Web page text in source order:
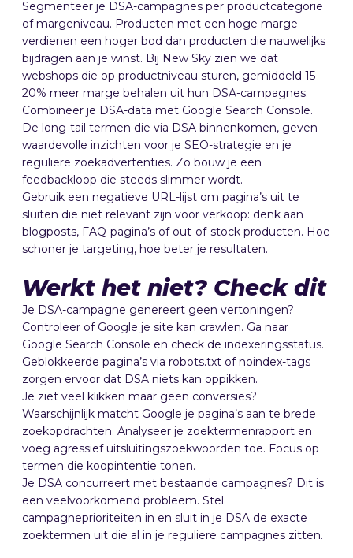
Segmenteer je DSA-campagnes per productcategorie
of margeniveau. Producten met een hoge marge
verdienen een hoger bod dan producten die nauwelijks
bijdragen aan je winst. Bij New Sky zien we dat
webshops die op productniveau sturen, gemiddeld 15-
20% meer marge behalen uit hun DSA-campagnes.
Combineer je DSA-data met Google Search Console.
De long-tail termen die via DSA binnenkomen, geven
waardevolle inzichten voor je SEO-strategie en je
reguliere zoekadvertenties. Zo bouw je een
feedbackloop die steeds slimmer wordt.
Gebruik een negatieve URL-lijst om pagina’s uit te
sluiten die niet relevant zijn voor verkoop: denk aan
blogposts, FAQ-pagina’s of out-of-stock producten. Hoe
schoner je targeting, hoe beter je resultaten.
Werkt het niet? Check dit
Je DSA-campagne genereert geen vertoningen?
Controleer of Google je site kan crawlen. Ga naar
Google Search Console en check de indexeringsstatus.
Geblokkeerde pagina’s via robots.txt of noindex-tags
zorgen ervoor dat DSA niets kan oppikken.
Je ziet veel klikken maar geen conversies?
Waarschijnlijk matcht Google je pagina’s aan te brede
zoekopdrachten. Analyseer je zoektermenrapport en
voeg agressief uitsluitingszoekwoorden toe. Focus op
termen die koopintentie tonen.
Je DSA concurreert met bestaande campagnes? Dit is
een veelvoorkomend probleem. Stel
campagneprioriteiten in en sluit in je DSA de exacte
zoektermen uit die al in je reguliere campagnes zitten.